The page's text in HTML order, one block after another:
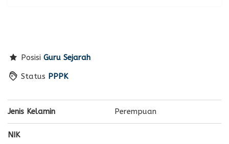
Posisi Guru Sejarah
Status PPPK
Jenis Kelamin Perempuan
NIK